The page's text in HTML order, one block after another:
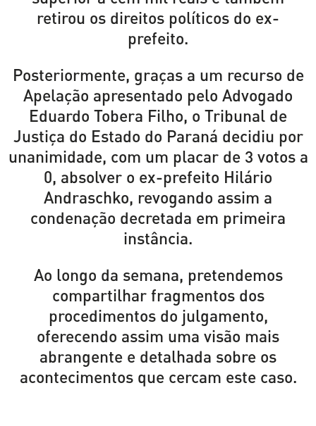
retirou os direitos políticos do ex-
prefeito.
Posteriormente, graças a um recurso de
Apelação apresentado pelo Advogado
Eduardo Tobera Filho, o Tribunal de
Justiça do Estado do Paraná decidiu por
unanimidade, com um placar de 3 votos a
0, absolver o ex-prefeito Hilário
Andraschko, revogando assim a
condenação decretada em primeira
instância.
Ao longo da semana, pretendemos
compartilhar fragmentos dos
procedimentos do julgamento,
oferecendo assim uma visão mais
abrangente e detalhada sobre os
acontecimentos que cercam este caso.